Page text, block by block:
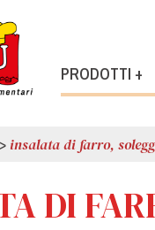
PRODOTTI +
insalata di farro,
DI